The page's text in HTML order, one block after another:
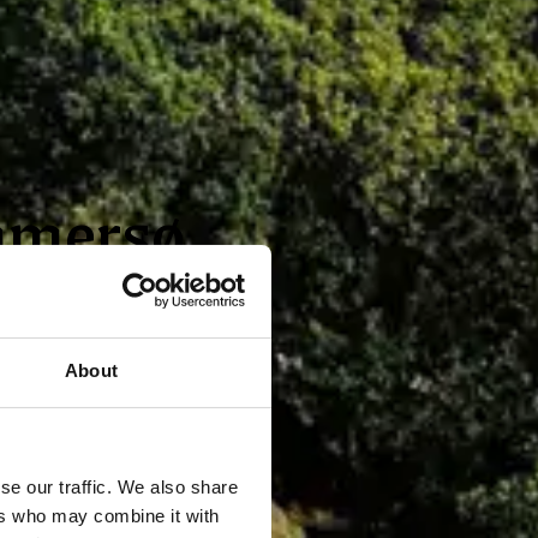
About
our traffic. We also share
who may combine it with
gæster.
år